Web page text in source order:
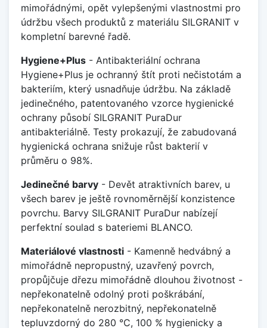
mimořádnými, opět vylepšenými vlastnostmi pro
údržbu všech produktů z materiálu SILGRANIT v
kompletní barevné řadě.
Hygiene+Plus - Antibakteriální ochrana
Hygiene+Plus je ochranný štít proti nečistotám a
bakteriím, který usnadňuje údržbu. Na základě
jedinečného, patentovaného vzorce hygienické
ochrany působí SILGRANIT PuraDur
antibakteriálně. Testy prokazují, že zabudovaná
hygienická ochrana snižuje růst bakterií v
průměru o 98%.
Jedinečné barvy - Devět atraktivních barev, u
všech barev je ještě rovnoměrnější konzistence
povrchu. Barvy SILGRANIT PuraDur nabízejí
perfektní soulad s bateriemi BLANCO.
Materiálové vlastnosti - Kamenně hedvábný a
mimořádně nepropustný, uzavřený povrch,
propůjčuje dřezu mimořádně dlouhou životnost -
nepřekonatelně odolný proti poškrábání,
nepřekonatelně nerozbitný, nepřekonatelně
tepluvzdorný do 280 °C, 100 % hygienicky a